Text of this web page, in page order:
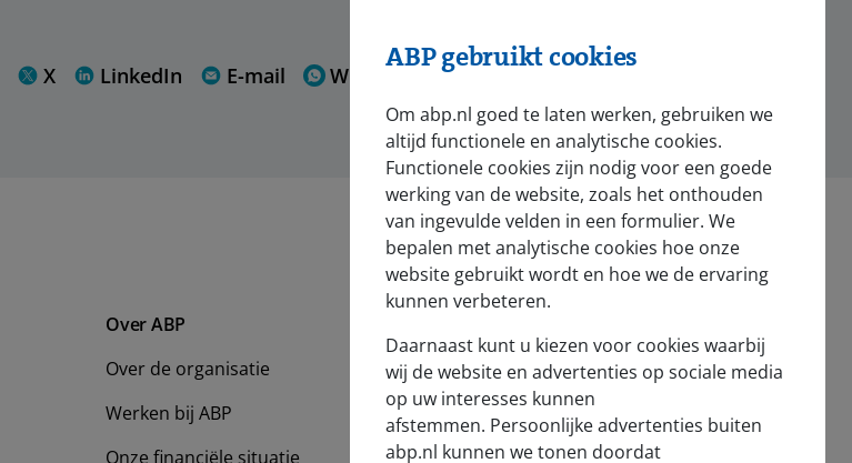
X LinkedIn E-mail WhatsApp
Over ABP
Over de organisatie
Werken bij ABP
Onze financiële situatie
Nieuws
Voor de pers
ABP gebruikt cookies
Om abp.nl goed te laten werken, gebruiken we
altijd functionele en analytische cookies.
Functionele cookies zijn nodig voor een goede
werking van de website, zoals het onthouden
van ingevulde velden in een formulier. We
bepalen met analytische cookies hoe onze
website gebruikt wordt en hoe we de ervaring
kunnen verbeteren.
Daarnaast kunt u kiezen voor cookies waarbij
wij de website en advertenties op sociale media
op uw interesses kunnen
afstemmen. Persoonlijke advertenties buiten
abp.nl kunnen we tonen doordat